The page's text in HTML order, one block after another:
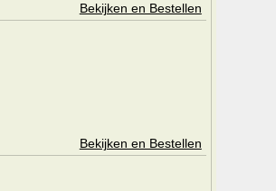
Bekijken en Bestellen
Bekijken en Bestellen